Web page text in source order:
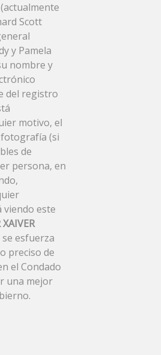
Scott
y Pamela
nombre y
del registro
motivo, el
(si
de
persona, en
viendo este
XAIVER
esfuerza
preciso de
el Condado
una mejor